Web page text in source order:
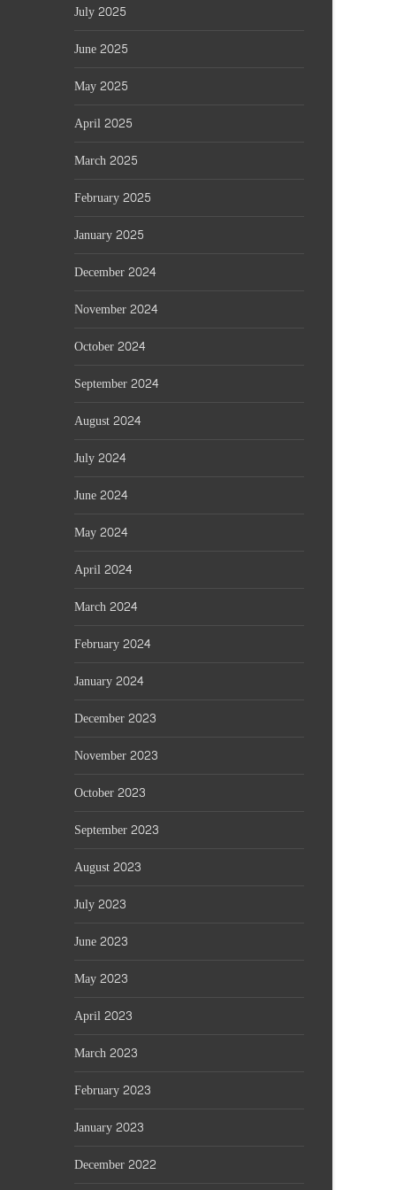
July 2025
June 2025
May 2025
April 2025
March 2025
February 2025
January 2025
December 2024
November 2024
October 2024
September 2024
August 2024
July 2024
June 2024
May 2024
April 2024
March 2024
February 2024
January 2024
December 2023
November 2023
October 2023
September 2023
August 2023
July 2023
June 2023
May 2023
April 2023
March 2023
February 2023
January 2023
December 2022